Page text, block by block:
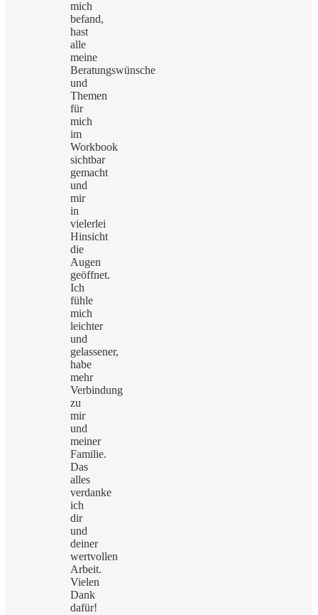
mich
befand,
hast
alle
meine
Beratungswünsche
und
Themen
für
mich
im
Workbook
sichtbar
gemacht
und
mir
in
vielerlei
Hinsicht
die
Augen
geöffnet.
Ich
fühle
mich
leichter
und
gelassener,
habe
mehr
Verbindung
zu
mir
und
meiner
Familie.
Das
alles
verdanke
ich
dir
und
deiner
wertvollen
Arbeit.
Vielen
Dank
dafür!